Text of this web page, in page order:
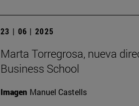
23 | 06 | 2025
Marta Torregrosa, nueva
Business School
Imagen Manuel Castells